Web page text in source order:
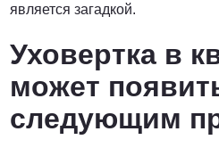
является загадкой.
Уховертка в
может
следующим